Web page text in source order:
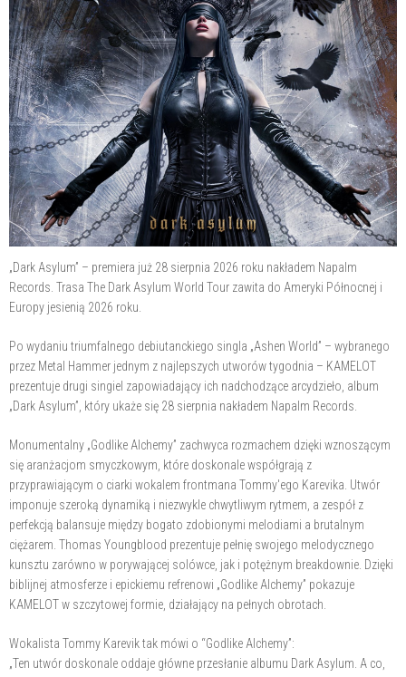
„Dark Asylum” – premiera już 28 sierpnia 2026 roku nakładem Napalm
Records. Trasa The Dark Asylum World Tour zawita do Ameryki Północnej i
Europy jesienią 2026 roku.
Po wydaniu triumfalnego debiutanckiego singla „Ashen World” – wybranego
przez Metal Hammer jednym z najlepszych utworów tygodnia – KAMELOT
prezentuje drugi singiel zapowiadający ich nadchodzące arcydzieło, album
„Dark Asylum”, który ukaże się 28 sierpnia nakładem Napalm Records.
Monumentalny „Godlike Alchemy” zachwyca rozmachem dzięki wznoszącym
się aranżacjom smyczkowym, które doskonale współgrają z
przyprawiającym o ciarki wokalem frontmana Tommy'ego Karevika. Utwór
imponuje szeroką dynamiką i niezwykle chwytliwym rytmem, a zespół z
perfekcją balansuje między bogato zdobionymi melodiami a brutalnym
ciężarem. Thomas Youngblood prezentuje pełnię swojego melodycznego
kunsztu zarówno w porywającej solówce, jak i potężnym breakdownie. Dzięki
biblijnej atmosferze i epickiemu refrenowi „Godlike Alchemy” pokazuje
KAMELOT w szczytowej formie, działający na pełnych obrotach.
Wokalista Tommy Karevik tak mówi o “Godlike Alchemy”:
„Ten utwór doskonale oddaje główne przesłanie albumu Dark Asylum. A co,